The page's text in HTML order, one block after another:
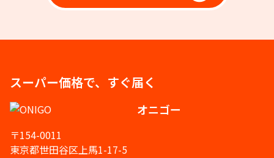
スーパー価格で、すぐ届く
オニゴー
〒154-0011
東京都世田谷区上馬1-17-5